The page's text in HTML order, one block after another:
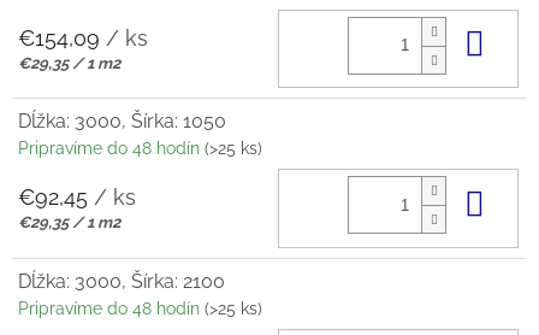
€154,09 / ks
Jednotková
€29,35 / 1 m2
Dĺžka: 3000, Šírka: 1050
Pripravíme do 48 hodín (>25 ks)
€92,45 / ks
Jednotková
€29,35 / 1 m2
Dĺžka: 3000, Šírka: 2100
Pripravíme do 48 hodín (>25 ks)